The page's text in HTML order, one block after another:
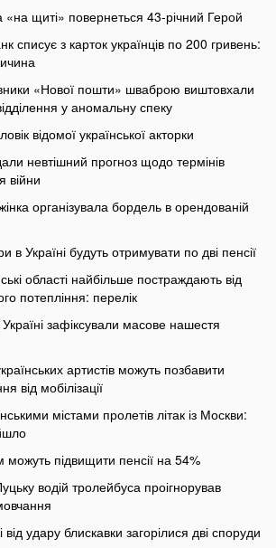
«на щиті» повернеться 43-річний Герой
списує з карток українців по 200 гривень:
«Нової пошти» шваброю виштовхали
у аномальну спеку
відомої української акторки
невтішний прогноз щодо термінів
війни
організувала бордель в орендованій
в Україні будуть отримувати по дві пенсії
області найбільше постраждають від
потепління: перелік
зафіксували масове нашестя
артистів можуть позбавити
від мобілізації
містами пролетів літак із Москви:
можуть підвищити пенсії на 54%
водій тролейбуса проігнорував
удару блискавки загорілися дві споруди